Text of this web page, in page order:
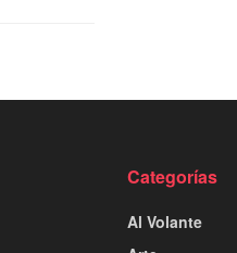
Categorías
Al Volante